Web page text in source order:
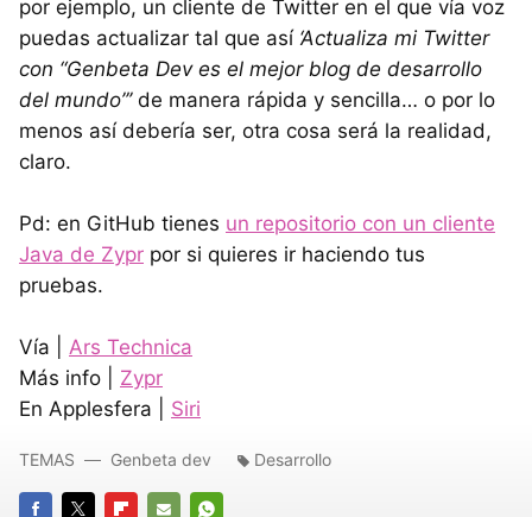
por ejemplo, un cliente de Twitter en el que vía voz
puedas actualizar tal que así ‘Actualiza mi Twitter
con “Genbeta Dev es el mejor blog de desarrollo
del mundo”’de manera rápida y sencilla… o por lo
menos así debería ser, otra cosa será la realidad,
claro.
Pd: en GitHub tienes un repositorio con un cliente
Java de Zypr por si quieres ir haciendo tus
pruebas.
Vía | Ars Technica
Más info | Zypr
En Applesfera | Siri
TEMAS Genbeta dev Desarrollo